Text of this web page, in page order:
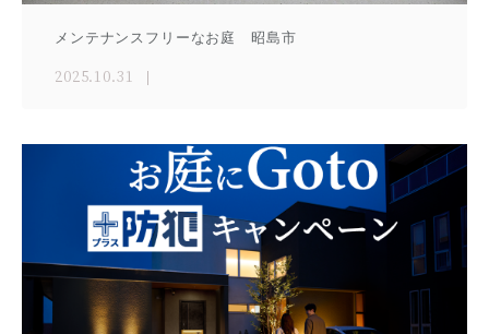
メンテナンスフリーなお庭 昭島市
2025.10.31